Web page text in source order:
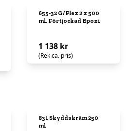
655-32 G/Flex 2 x 500
ml, Förtjockad Epoxi
1 138 kr
(Rek ca. pris)
831 Skyddskräm 250
ml